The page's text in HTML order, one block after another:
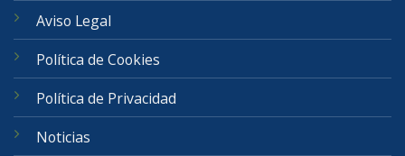
Aviso Legal
Política de Cookies
Política de Privacidad
Noticias